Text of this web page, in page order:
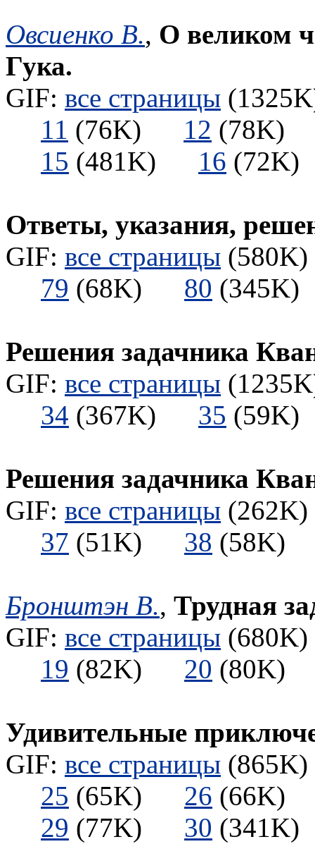
Овсиенко В., О великом
Гука.
GIF: все страницы
11 (76K) 12
15 (481K) 16
Ответы, указания,
GIF: все страницы
79 (68K) 80
Решения задачника
GIF: все страницы
34 (367K) 35
Решения задачника
GIF: все страницы
37 (51K) 38
Бронштэн В., Трудная
GIF: все страницы
19 (82K) 20
Удивительные
GIF: все страницы
25 (65K) 26
29 (77K) 30